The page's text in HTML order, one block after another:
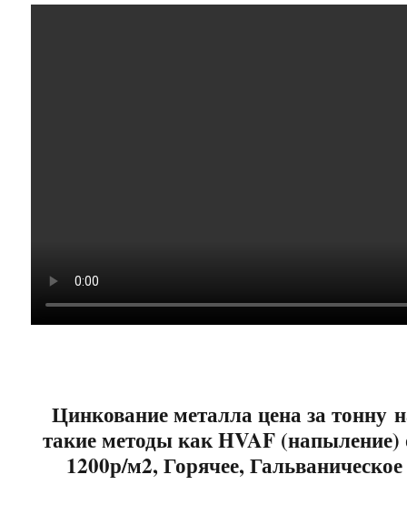
Цинкование металла цена за тонну
такие методы как HVAF (напыление)
1200р/м2, Горячее, Гальваническое